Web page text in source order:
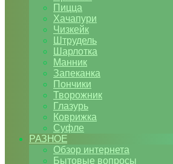
Пицца
Хачапури
Чизкейк
Штрудель
Шарлотка
Манник
Запеканка
Пончики
Творожник
Глазурь
Коврижка
Суфле
РАЗНОЕ
Обзор интернета
Бытовые вопросы